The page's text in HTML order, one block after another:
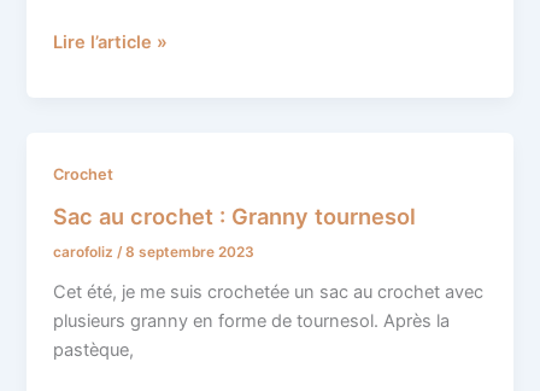
Lire l’article »
Crochet
Sac au crochet : Granny tournesol
carofoliz/8 septembre 2023
Cet été, je me suis crochetée un sac au crochet avec
plusieurs granny en forme de tournesol. Après la
pastèque,
Sac
crochet
:
Granny
tournesol